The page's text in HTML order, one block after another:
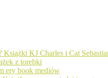
Książki KJ Charles i Cat
z torebki
ery book mediów